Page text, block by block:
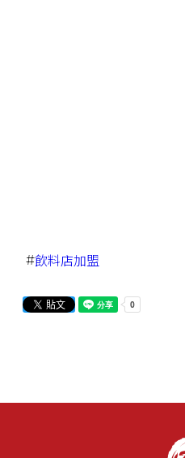
#飲料店加盟